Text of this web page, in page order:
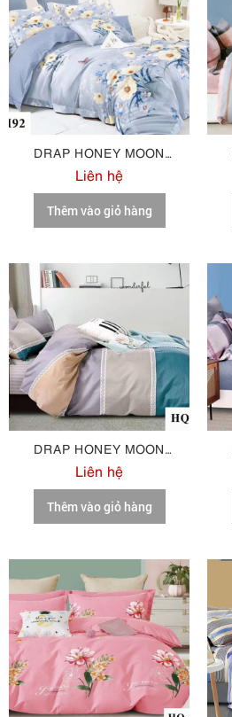
DRAP HONEY MOON
COTTON M92
Liên hệ
Thêm vào giỏ hàng
DRAP HONEY MOON
COTTON M97
Liên hệ
Thêm vào giỏ hàng